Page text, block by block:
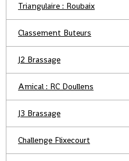
Triangulaire : Roubaix
Classement Buteurs
J2 Brassage
Amical : RC Doullens
J3 Brassage
Challenge Flixecourt